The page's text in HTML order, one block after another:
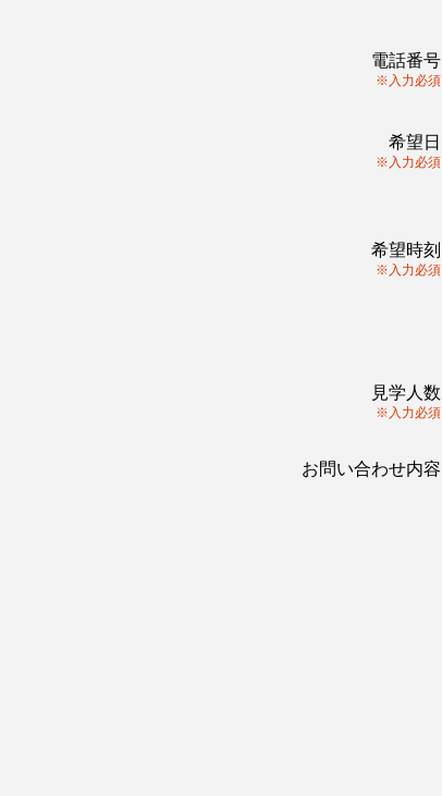
電話番号
※入力必須
希望日
※入力必須
希望時刻
※入力必須
見学人数
※入力必須
お問い合わせ内容